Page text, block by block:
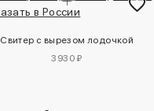
Свитер с вырезом лодочкой
3930 ₽